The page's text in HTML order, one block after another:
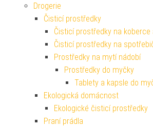
Drogerie
Čisticí prostředky
Čisticí prostředky na koberce
Čisticí prostředky na
Prostředky na mytí nádobí
Prostředky do myčky
Tablety a kapsle do
Ekologická domácnost
Ekologické čisticí prostředky
Praní prádla